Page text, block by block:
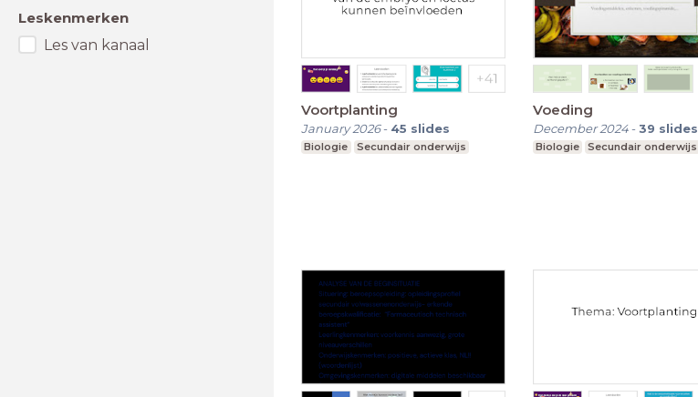
Leskenmerken
Les van kanaal
Voortplanting
January 2026- 45 slides
Biologie Secundair onderwijs
Voeding
December 2024-39 slides
Biologie Secundair onderwijs